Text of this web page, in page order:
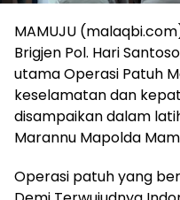
MAMUJU
Brigjen Pol. Hari
utama Operasi Patuh
keselamatan dan
disampaikan dalam
Marannu Mapolda
Operasi patuh yang